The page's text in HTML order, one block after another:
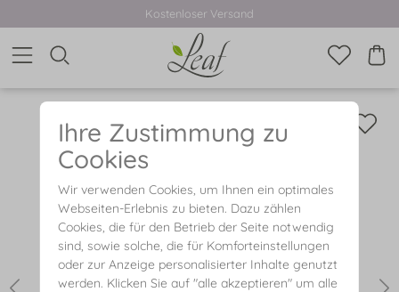
Kostenloser Versand
Ihre Zustimmung zu
Cookies
Wir verwenden Cookies, um Ihnen ein optimales
Webseiten-Erlebnis zu bieten. Dazu zählen
Cookies, die für den Betrieb der Seite notwendig
sind, sowie solche, die für Komforteinstellungen
oder zur Anzeige personalisierter Inhalte genutzt
werden. Klicken Sie auf "alle akzeptieren" um alle